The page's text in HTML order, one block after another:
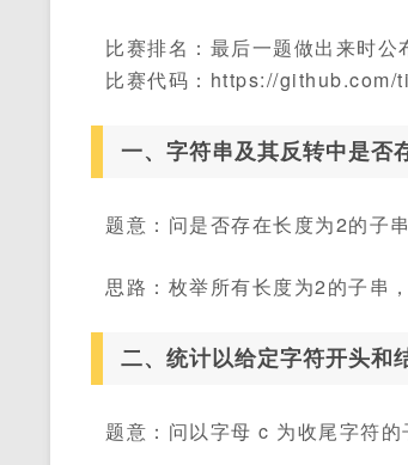
比赛排名：最后一题做出来时公
比赛代码：https://
一、字符串及其反转中是否
题意：问是否存在长度为2的子
思路：枚举所有长度为2的子串
二、统计以给定字符开头和
题意：问以字母 c 为收尾字符的